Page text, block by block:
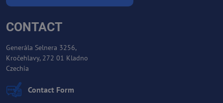
CONTACT
Generála Selnera 3256,
Kročehlavy, 272 01 Kladno
Czechia
Contact Form